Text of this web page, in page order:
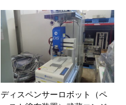
ディスペンサーロボット（ペ